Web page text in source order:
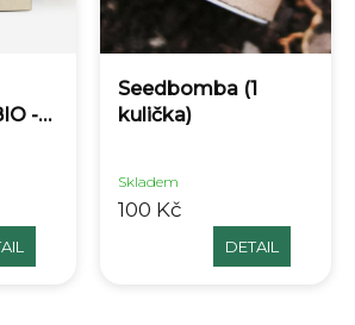
-
Seedbomba (1
kulička)
Skladem
100 Kč
DETAIL